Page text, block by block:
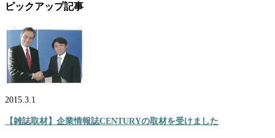
ピックアップ記事
2015.3.1
【雑誌取材】企業情報誌CENTURYの取材を受けました